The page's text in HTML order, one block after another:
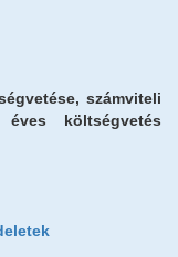
számviteli
költségvetés